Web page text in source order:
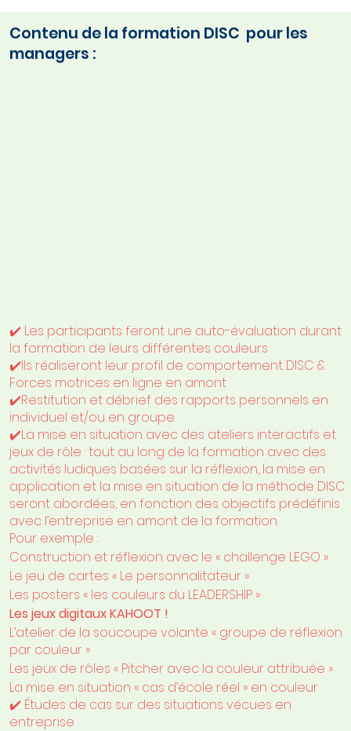
Contenu de la formation DISC pour les
managers :
✔️ Les participants feront une auto-évaluation durant
la formation de leurs différentes couleurs
✔️Ils réaliseront leur profil de comportement DISC &
Forces motrices en ligne en amont
✔️Restitution et débrief des rapports personnels en
individuel et/ou en groupe
✔️La mise en situation avec des ateliers interactifs et
jeux de rôle : tout au long de la formation avec des
activités ludiques basées sur la réflexion, la mise en
application et la mise en situation de la méthode DISC
seront abordées, en fonction des objectifs prédéfinis
avec l’entreprise en amont de la formation.
Pour exemple :
Construction et réflexion avec le « challenge LEGO »
Le jeu de cartes « Le personnalitateur »
Les posters « les couleurs du LEADERSHIP »
Les jeux digitaux KAHOOT !
L’atelier de la soucoupe volante « groupe de réflexion
par couleur »
Les jeux de rôles « Pitcher avec la couleur attribuée »
La mise en situation « cas d’école réel » en couleur
✔️ Études de cas sur des situations vécues en
entreprise